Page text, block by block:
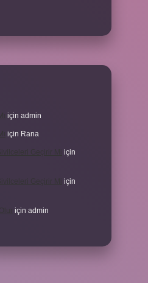
için admin
için Rana
için
için
için admin